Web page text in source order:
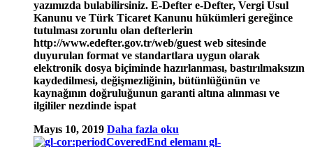
yazımızda bulabilirsiniz. E-Defter e-Defter, Vergi Usul
Kanunu ve Türk Ticaret Kanunu hükümleri gereğince
tutulması zorunlu olan defterlerin
http://www.edefter.gov.tr/web/guest web sitesinde
duyurulan format ve standartlara uygun olarak
elektronik dosya biçiminde hazırlanması, bastırılmaksızın
kaydedilmesi, değişmezliğinin, bütünlüğünün ve
kaynağının doğruluğunun garanti altına alınması ve
ilgililer nezdinde ispat
Mayıs 10, 2019 Daha fazla oku